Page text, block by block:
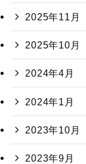
2025年11月
2025年10月
2024年4月
2024年1月
2023年10月
2023年9月